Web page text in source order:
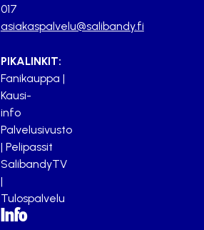
017
asiakaspalvelu@salibandy.fi
PIKALINKIT:
Fanikauppa |
Kausi-
info
Palvelusivusto
| Pelipassit
SalibandyTV
|
Tulospalvelu
Info